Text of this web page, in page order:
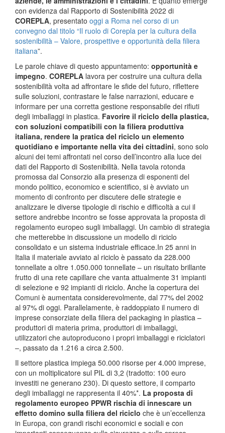
con evidenza dal Rapporto di Sostenibilità 2022 di
COREPLA, presentato oggi a Roma nel corso di un
convegno dal titolo “Il ruolo di Corepla per la cultura della
sostenibilità – Valore, prospettive e opportunità della filiera
italiana”.
Le parole chiave di questo appuntamento: opportunità e
impegno. COREPLA lavora per costruire una cultura della
sostenibilità volta ad affrontare le sfide del futuro, riflettere
sulle soluzioni, contrastare le false narrazioni, educare e
informare per una corretta gestione responsabile dei rifiuti
degli imballaggi in plastica. Favorire il riciclo della plastica,
con soluzioni compatibili con la filiera produttiva
italiana, rendere la pratica del riciclo un elemento
quotidiano e importante nella vita dei cittadini, sono solo
alcuni dei temi affrontati nel corso dell’incontro alla luce dei
dati del Rapporto di Sostenibilità. Nella tavola rotonda
promossa dal Consorzio alla presenza di esponenti del
mondo politico, economico e scientifico, si è avviato un
momento di confronto per discutere delle strategie e
analizzare le diverse tipologie di rischio e difficoltà a cui il
settore andrebbe incontro se fosse approvata la proposta di
regolamento europeo sugli imballaggi. Un cambio di strategia
che metterebbe in discussione un modello di riciclo
consolidato e un sistema industriale efficace.In 25 anni in
Italia il materiale avviato al riciclo è passato da 228.000
tonnellate a oltre 1.050.000 tonnellate – un risultato brillante
frutto di una rete capillare che vanta attualmente 31 impianti
di selezione e 92 impianti di riciclo. Anche la copertura dei
Comuni è aumentata considerevolmente, dal 77% del 2002
al 97% di oggi. Parallelamente, è raddoppiato il numero di
imprese consorziate della filiera del packaging in plastica –
produttori di materia prima, produttori di imballaggi,
utilizzatori che autoproducono i propri imballaggi e riciclatori
–, passato da 1.216 a circa 2.500.
Il settore plastica impiega 50.000 risorse per 4.000 imprese,
con un moltiplicatore sul PIL di 3,2 (tradotto: 100 euro
investiti ne generano 230). Di questo settore, il comparto
degli imballaggi ne rappresenta il 40%*. La proposta di
regolamento europeo PPWR rischia di innescare un
effetto domino sulla filiera del riciclo che è un’eccellenza
in Europa, con grandi rischi economici e sociali e con